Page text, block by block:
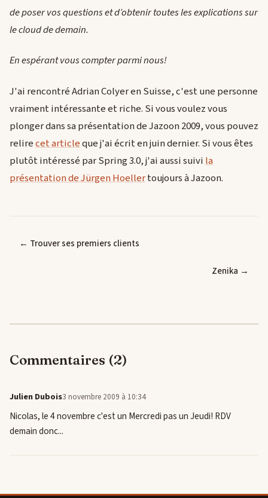
de poser vos questions et d’obtenir toutes les explications sur
le cloud de demain.
En espérant vous compter parmi nous!
J'ai rencontré Adrian Colyer en Suisse, c'est une personne
vraiment intéressante et riche. Si vous voulez vous
plonger dans sa présentation de Jazoon 2009, vous pouvez
relirecet articleque j'ai écrit en juin dernier. Si vous êtes
plutôt intéressé par Spring 3.0, j'ai aussi suivi la
présentation de Jürgen Hoellertoujours à Jazoon.
← Trouver ses premiers clients
Zenika →
Commentaires (2)
Julien Dubois3 novembre 2009 à 10:34
Nicolas, le 4 novembre c'est un Mercredi pas un Jeudi! RDV
demain donc...